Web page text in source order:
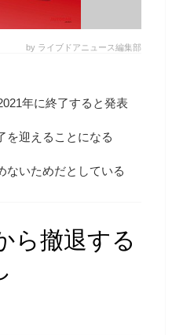
by ライブドアニュース編集部
年に終了すると発表
を迎えることになる
ないためだとしている
ら撤退する